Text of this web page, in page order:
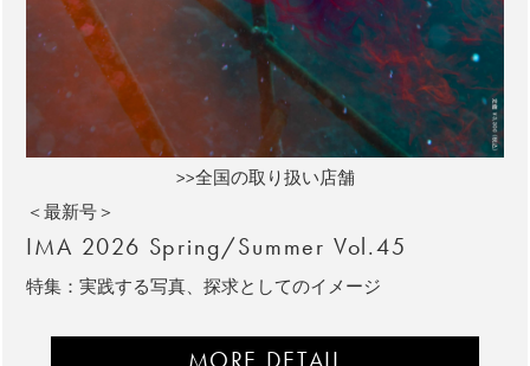
>>全国の取り扱い店舗
＜最新号＞
IMA 2026 Spring/Summer Vol.45
特集：実践する写真、探求としてのイメージ
MORE DETAIL